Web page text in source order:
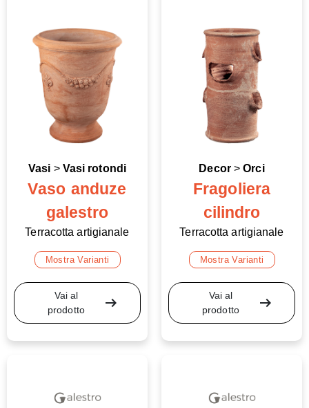
Vasi > Vasi rotondi
Vaso anduze
galestro
Terracotta artigianale
Mostra Varianti
Vai al
prodotto
arrow_right_alt
Decor>Orci
Fragoliera
cilindro
Terracotta artigianale
Mostra Varianti
Vai al
prodotto
arrow_right_alt